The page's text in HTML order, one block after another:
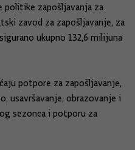
politike zapošljavanja za
zavod za zapošljavanje, za
ukupno 132,6 milijuna
potpore za zapošljavanje,
usavršavanje, obrazovanje i
sezonca i potporu za